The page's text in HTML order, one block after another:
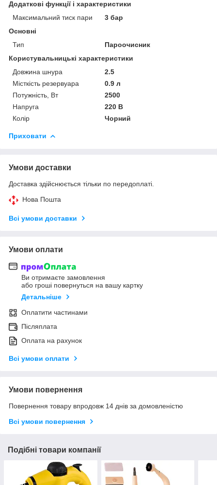
Додаткові функції і характеристики
Максимальний тиск пари
3 бар
Основні
Тип
Пароочисник
Користувальницькі характеристики
Довжина шнура
2.5
Місткість резервуара
0.9 л
Потужність, Вт
2500
Напруга
220 В
Колір
Чорний
Приховати
Умови доставки
Доставка здійснюється тільки по передоплаті.
Нова Пошта
Всі умови доставки
Умови оплати
Ви отримаєте замовлення
або гроші повернуться на вашу картку
Детальніше
Оплатити частинами
Післяплата
Оплата на рахунок
Всі умови оплати
Умови повернення
Повернення товару впродовж 14 днів за домовленістю
Всі умови повернення
Подібні товари компанії